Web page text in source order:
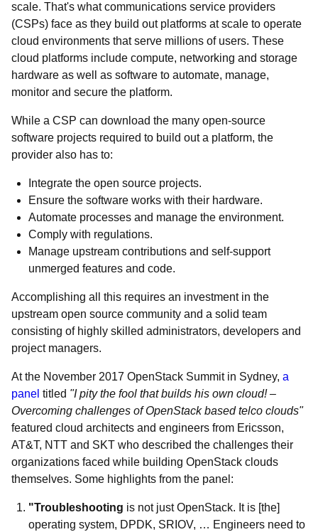
scale. That's what communications service providers
(CSPs) face as they build out platforms at scale to operate
cloud environments that serve millions of users. These
cloud platforms include compute, networking and storage
hardware as well as software to automate, manage,
monitor and secure the platform.
While a CSP can download the many open-source
software projects required to build out a platform, the
provider also has to:
Integrate the open source projects.
Ensure the software works with their hardware.
Automate processes and manage the environment.
Comply with regulations.
Manage upstream contributions and self-support
unmerged features and code.
Accomplishing all this requires an investment in the
upstream open source community and a solid team
consisting of highly skilled administrators, developers and
project managers.
At the November 2017 OpenStack Summit in Sydney, a
panel titled "I pity the fool that builds his own cloud! –
Overcoming challenges of OpenStack based telco clouds"
featured cloud architects and engineers from Ericsson,
AT&T, NTT and SKT who described the challenges their
organizations faced while building OpenStack clouds
themselves. Some highlights from the panel:
"Troubleshooting is not just OpenStack. It is [the]
operating system, DPDK, SRIOV, … Engineers need to